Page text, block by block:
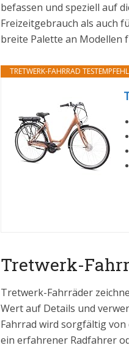
befassen und speziell auf
Freizeitgebrauch als auch
breite Palette an Modellen
TRETWERK-FAHRRAD
Tretwerk-
Tretwerk-Fahrräder
Wert auf Details und
Fahrrad wird sorgfältig
ein erfahrener Radfahrer